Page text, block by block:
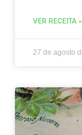
VER RECEITA »
27 de agosto